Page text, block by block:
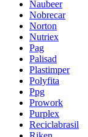
Naubeer
Nobrecar
Norton
Nutriex
Pag
Palisad
Plastimper
Polyfita
Ppg
Prowork
Purplex
Reciclabrasil